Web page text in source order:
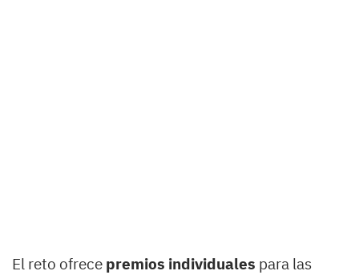
El reto ofrece premios individuales para las